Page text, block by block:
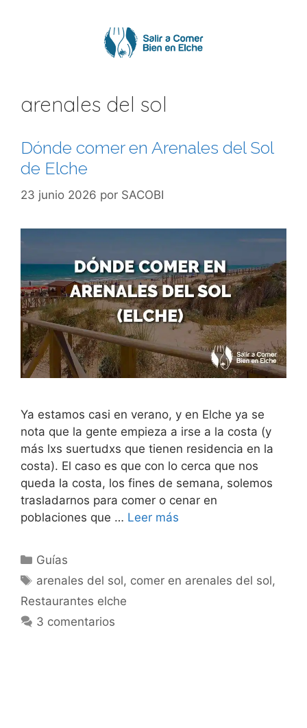
arenales del sol
Dónde comer en Arenales del Sol
de Elche
23 junio 2026 por SACOBI
Ya estamos casi en verano, y en Elche ya se
nota que la gente empieza a irse a la costa (y
más lxs suertudxs que tienen residencia en la
costa). El caso es que con lo cerca que nos
queda la costa, los fines de semana, solemos
trasladarnos para comer o cenar en
poblaciones que … Leer más
Categorías
Guías
Etiquetas
arenales del sol, comer en arenales del sol,
Restaurantes elche
3 comentarios